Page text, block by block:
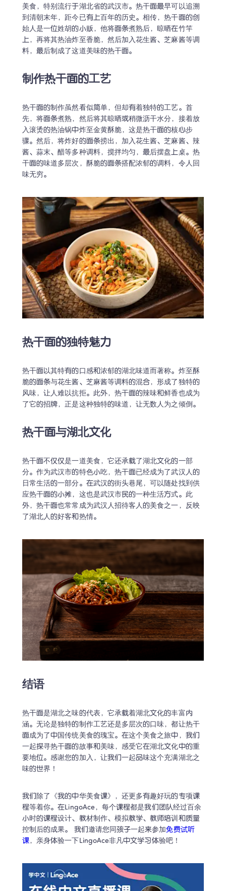
美食，特别流行于湖北省的武汉市。热干面最早可以追溯
到清朝末年，距今已有上百年的历史。相传，热干面的创
始人是一位姓胡的小贩，他将面条煮熟后，晾晒在竹竿
上，再将其热油炸至香脆，然后加入花生酱、芝麻酱等调
料，最后制成了这道美味的热干面。
制作热干面的工艺
热干面的制作虽然看似简单，但却有着独特的工艺。首
先，将面条煮熟，然后将其晾晒或稍微沥干水分，接着放
入滚烫的热油锅中炸至金黄酥脆，这是热干面的核心步
骤。然后，将炸好的面条捞出，加入花生酱、芝麻酱、辣
酱、蒜末、醋等多种调料，搅拌均匀，最后摆盘上桌。热
干面的味道多层次，酥脆的面条搭配浓郁的调料，令人回
味无穷。
热干面的独特魅力
热干面以其特有的口感和浓郁的湖北味道而著称。炸至酥
脆的面条与花生酱、芝麻酱等调料的混合，形成了独特的
风味，让人难以抗拒。此外，热干面的辣味和鲜香也成为
了它的招牌，正是这种独特的味道，让无数人为之倾倒。
热干面与湖北文化
热干面不仅仅是一道美食，它还承载了湖北文化的一部
分。作为武汉市的特色小吃，热干面已经成为了武汉人的
日常生活的一部分。在武汉的街头巷尾，可以随处找到供
应热干面的小摊，这也是武汉市民的一种生活方式。此
外，热干面也常常成为武汉人招待客人的美食之一，反映
了湖北人的好客和热情。
结语
热干面是湖北之味的代表，它承载着湖北文化的丰富内
涵。无论是独特的制作工艺还是多层次的口味，都让热干
面成为了中国传统美食的瑰宝。在这个美食之旅中，我们
一起探寻热干面的故事和美味，感受它在湖北文化中的重
要地位。感谢您的加入，让我们一起品味这个充满湖北之
味的世界！
我们除了《我的中华美食课》，还更多有趣好玩的专项课
程等着你。在LingoAce，每个课程都是我们团队经过百余
小时的课程设计、教材制作、模拟教学、教师培训和质量
控制后的成果。 我们邀请您同孩子一起来参加免费试听
课，亲身体验一下LingoAce非凡中文学习体验吧！